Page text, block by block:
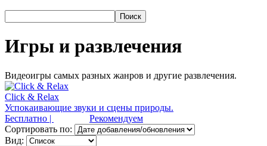
Игры и развлечения
Видеоигры самых разных жанров и другие развлечения.
Click & Relax
Успокаивающие звуки и сцены природы.
Бесплатно |
Рекомендуем
Сортировать по:
Вид: